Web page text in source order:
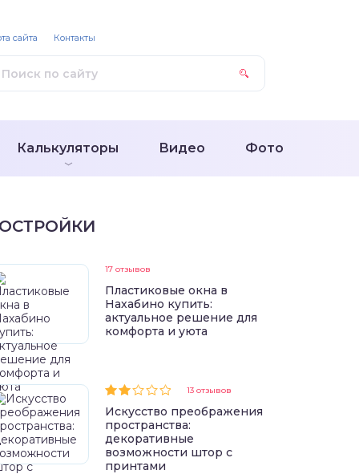
Калькуляторы Видео Фото
сайта Контакты
17 отзывов
Пластиковые окна в
Нахабино купить:
актуальное решение для
комфорта и уюта
13 отзывов
Искусство преображения
пространства:
декоративные
возможности штор с
принтами